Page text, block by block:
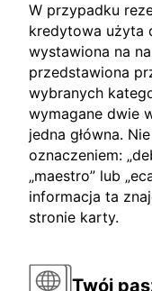
W przypadku
kredytowa użyta
wystawiona na
przedstawiona
wybranych
wymagane dwie
jedna główna.
oznaczeniem:
„maestro” lub
informacja ta
stronie karty.
Twój